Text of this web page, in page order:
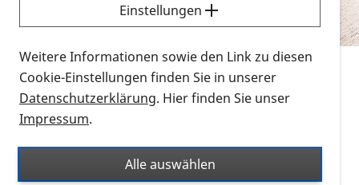
suchen und dieses bestellen bzw. herunterladen
können? Schauen Sie sich dieErklärvideos zum
Thema Infomaterial auf der PRO RETINA-Website
für blinde und sehbehinderte Menschen an.
Auf dieser Seite finden Sie sämtliches Infomaterial
Ort. Nutzen Sie den Formatfilter, um ausschließlich
nach Flyern und Broschüren, Audios oder Videos zu
Einstellungen
Weitere Informationen sowie den Link zu diesen
Cookie-Einstellungen finden Sie in unserer
Datenschutzerklärung. Hier finden Sie unser
Impressum.
Alle auswählen